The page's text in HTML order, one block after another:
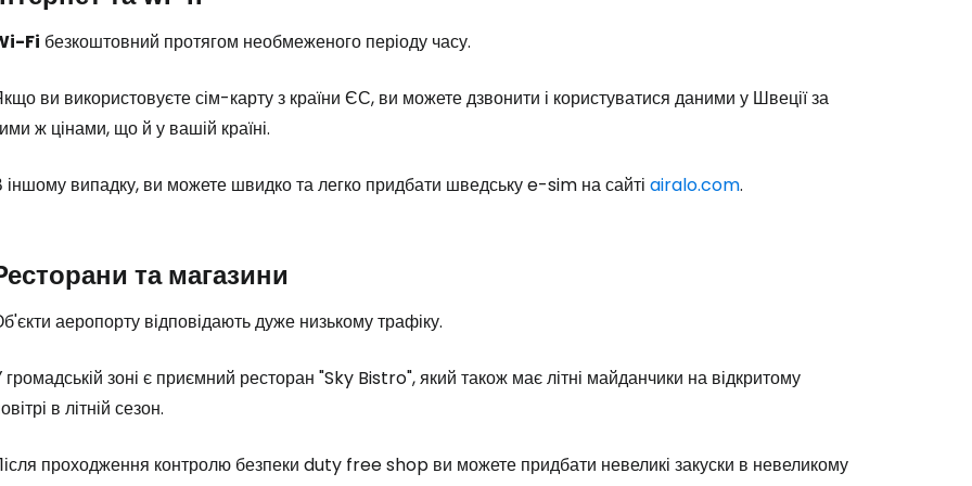
Fi безкоштовний протягом необмеженого періоду часу.
ви використовуєте сім-карту з країни ЄС, ви можете дзвонити і користуватися даними у Швеції за
ж цінами, що й у вашій країні.
іншому випадку, ви можете швидко та легко придбати шведську e-sim на сайті airalo.com.
та магазини
аеропорту відповідають дуже низькому трафіку.
громадській зоні є приємний ресторан "Sky Bistro", який також має літні майданчики на відкритому
в літній сезон.
проходження контролю безпеки duty free shop ви можете придбати невеликі закуски в невеликому
Увійдіть до Cestee